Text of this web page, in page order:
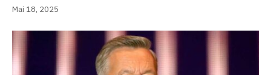
Mai 18, 2025